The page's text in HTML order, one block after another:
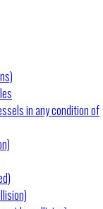
in any condition of